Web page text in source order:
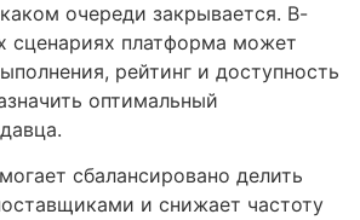
очереди закрывается. В-
сценариях платформа может
рейтинг и доступность
оптимальный
сбалансировано делить
и снижает частоту